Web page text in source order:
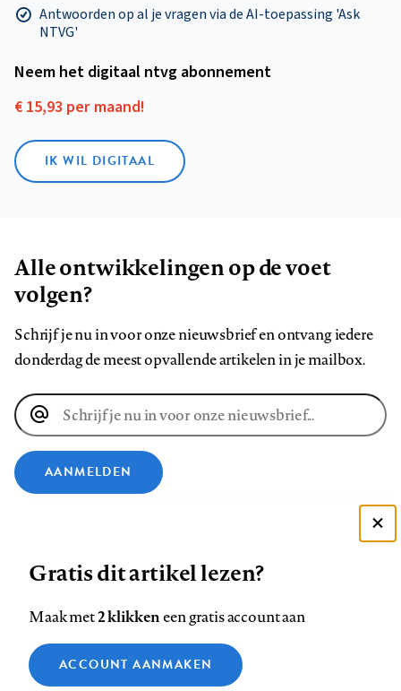
Antwoorden op al je vragen via de AI-toepassing 'Ask
NTVG'
Neem het digitaal ntvg abonnement
€ 15,93 per maand!
IK WIL DIGITAAL
Alle ontwikkelingen op de voet
volgen?
Schrijf je nu in voor onze nieuwsbrief en ontvang iedere
donderdag de meest opvallende artikelen in je mailbox.
E-
mailadres
AANMELDEN
ons
op
Facebook
ons
op
LinkedIn
ons
op
Bluesky
ons
op
Instagram
ons
op
YouTube
ons
Footer
Contact Colofon Disclaimer Privacy
Medische vragen verdienen
Gratis dit artikel lezen?
Maak met2 klikkeneen gratis account aan
ACCOUNT AANMAKEN
Zie onze cookie policy
Analytische cookies